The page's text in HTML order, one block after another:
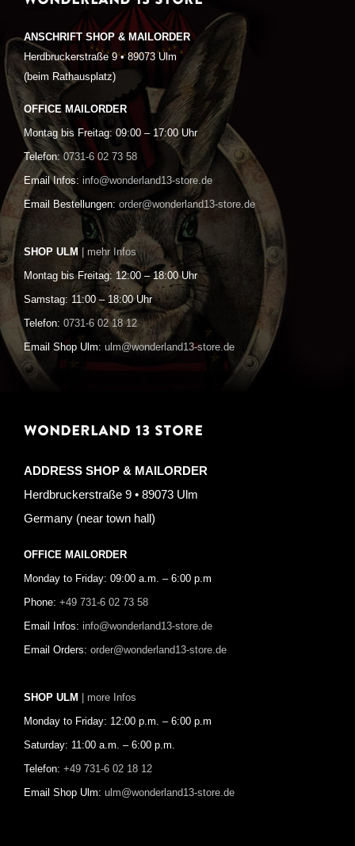
ANSCHRIFT SHOP & MAILORDER
Herdbruckerstraße 9 • 89073 Ulm
(beim Rathausplatz)
OFFICE MAILORDER
Montag bis Freitag: 09:00 – 17:00 Uhr
Telefon: 0731-6 02 73 58
Email Infos: info@wonderland13-store.de
Email Bestellungen: order@wonderland13-store.de
SHOP ULM | mehr Infos
Montag bis Freitag: 12:00 – 18:00 Uhr
Samstag: 11:00 – 18:00 Uhr
Telefon: 0731-6 02 18 12
Email Shop Ulm: ulm@wonderland13-store.de
WONDERLAND 13 STORE
ADDRESS SHOP & MAILORDER
Herdbruckerstraße 9 • 89073 Ulm
Germany (near town hall)
OFFICE MAILORDER
Monday to Friday: 09:00 a.m. – 6:00 p.m
Phone: +49 731-6 02 73 58
Email Infos: info@wonderland13-store.de
Email Orders: order@wonderland13-store.de
SHOP ULM | more Infos
Monday to Friday: 12:00 p.m. – 6:00 p.m
Saturday: 11:00 a.m. – 6:00 p.m.
Telefon: +49 731-6 02 18 12
Email Shop Ulm: ulm@wonderland13-store.de